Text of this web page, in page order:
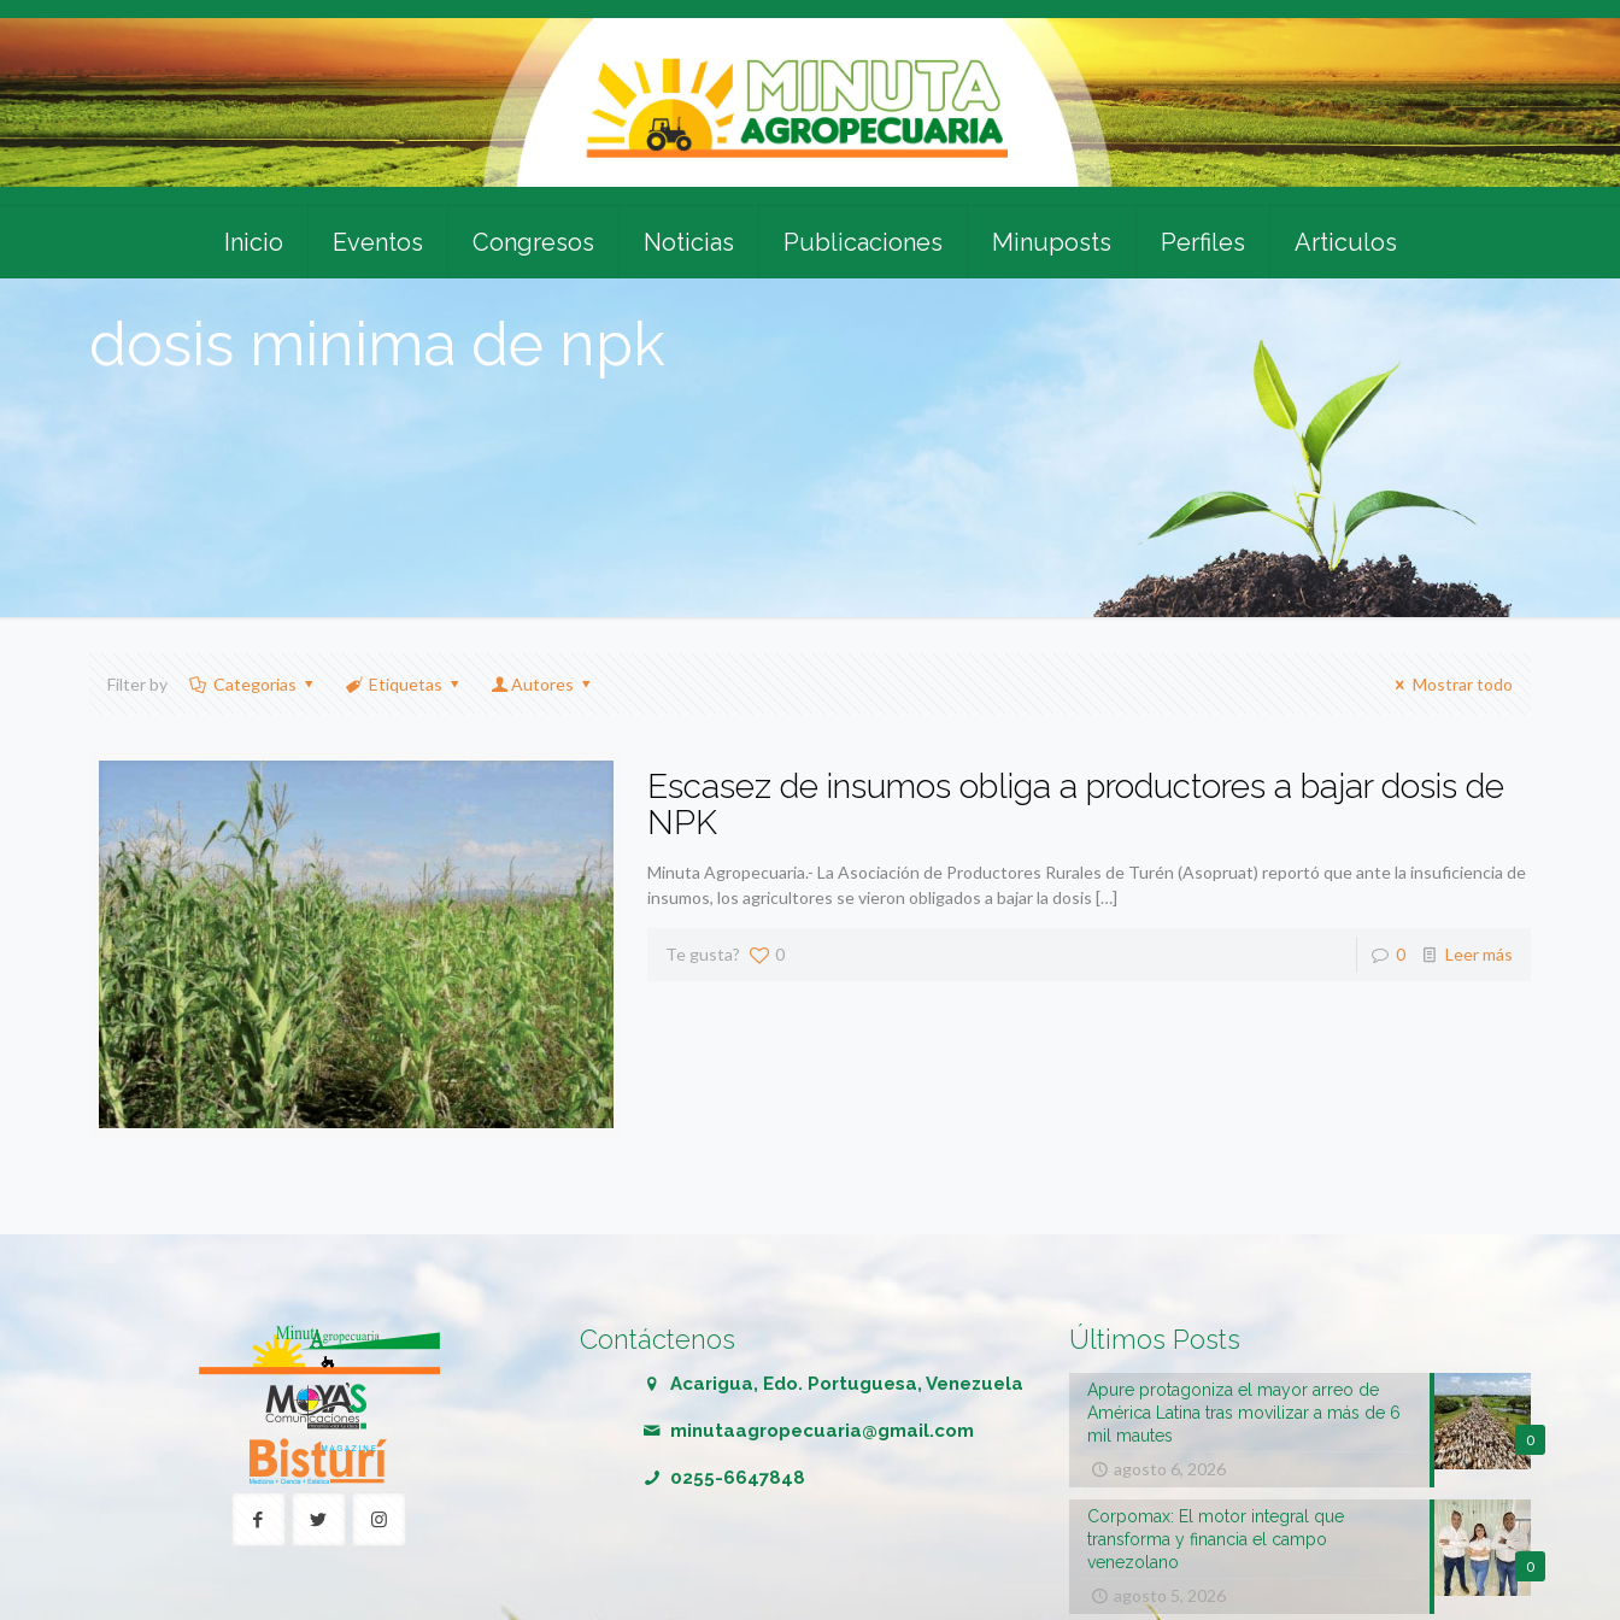
Inicio Eventos Congresos Noticias Publicaciones Minuposts Perfiles Articulos
dosis minima de npk
Filter by Categorias Etiquetas Autores Mostrar todo
Escasez de insumos obliga a productores a bajar dosis de
NPK
Minuta Agropecuaria.- La Asociación de Productores Rurales de Turén (Asopruat) reportó que ante la insuficiencia de
insumos, los agricultores se vieron obligados a bajar la dosis […]
Te gusta? 0 0 Leer más
Contáctenos
Acarigua, Edo. Portuguesa, Venezuela
minutaagropecuaria@gmail.com
0255-6647848
Últimos Posts
0
Apure protagoniza el mayor arreo de
América Latina tras movilizar a más de 6
mil mautes
agosto 6, 2026
0
Corpomax: El motor integral que
transforma y financia el campo
venezolano
agosto 5, 2026